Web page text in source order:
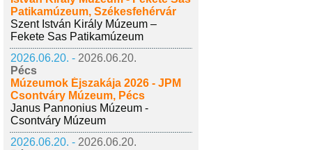
Patikamúzeum, Székesfehérvár
Szent István Király Múzeum –
Fekete Sas Patikamúzeum
2026.06.20. - 2026.06.20.
Pécs
Múzeumok Éjszakája 2026 - JPM
Csontváry Múzeum, Pécs
Janus Pannonius Múzeum -
Csontváry Múzeum
2026.06.20. - 2026.06.20.